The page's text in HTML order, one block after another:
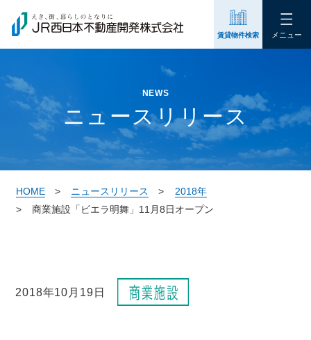
賃貸物件検索 メニュー
NEWS
ニュースリリース
HOME ニュースリリース
2018年
商業施設「ビエラ明舞」11月8日オープン
2018年10月19日